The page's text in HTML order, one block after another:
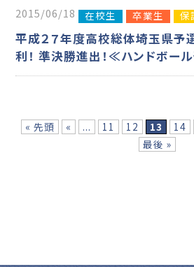
2015/06/18 在校生 卒業生 保
平成２７年度高校総体埼玉県予
利！ 準決勝進出！≪ハンドボー
« 先頭 « ... 11 12 13 14
最後 »